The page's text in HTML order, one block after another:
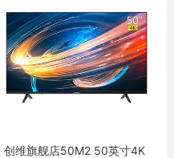
创维旗舰店50M2 50英寸4K